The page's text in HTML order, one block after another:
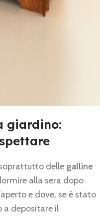
giardino:
delle galline
alla sera dopo
e dove, se è stato
a depositare il